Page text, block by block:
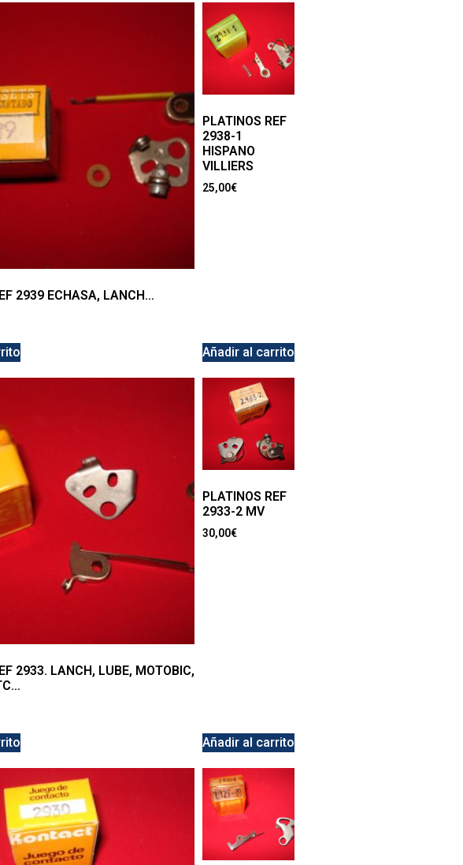
2939 ECHASA, LANCH…
PLATINOS REF
2938-1
HISPANO
VILLIERS
25,00€
Añadir al carrito
2933. LANCH, LUBE, MOTOBIC,
PLATINOS REF
2933-2 MV
30,00€
Añadir al carrito